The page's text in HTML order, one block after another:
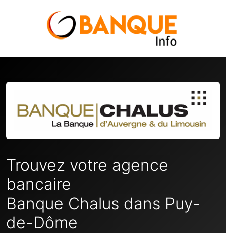
Trouvez votre agence
bancaire
Banque Chalus dans Puy-
de-Dôme